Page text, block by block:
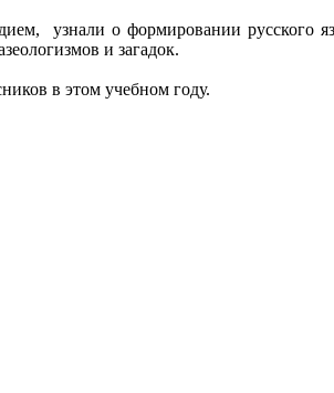
узнали о формировании русского
и загадок.
в этом учебном году.